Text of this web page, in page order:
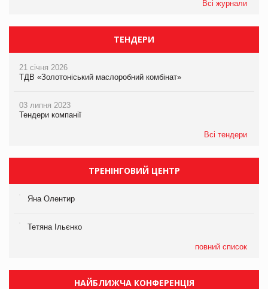
Всі журнали
ТЕНДЕРИ
21 січня 2026
ТДВ «Золотоніський маслоробний комбінат»
03 липня 2023
Тендери компанії
Всі тендери
ТРЕНІНГОВИЙ ЦЕНТР
Яна Олентир
Тетяна Ільєнко
повний список
НАЙБЛИЖЧА КОНФЕРЕНЦІЯ